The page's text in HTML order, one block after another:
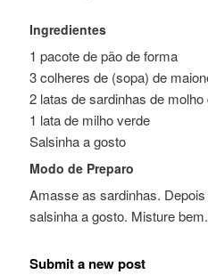
Ingredientes
1 pacote de pão de forma
3 colheres de (sopa) de
2 latas de sardinhas de molho
1 lata de milho verde
Salsinha a gosto
Modo de Preparo
Amasse as sardinhas.
salsinha a gosto. Misture
Submit a new post